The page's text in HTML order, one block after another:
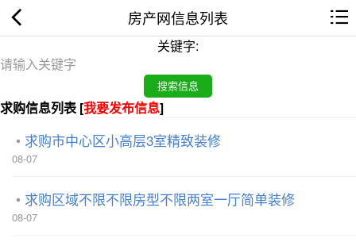
房产网信息列表
关键字:
求购信息列表 [我要发布信息]
求购市中心区小高层3室精致装修
08-07
求购区域不限不限房型不限两室一厅简单装修
08-07